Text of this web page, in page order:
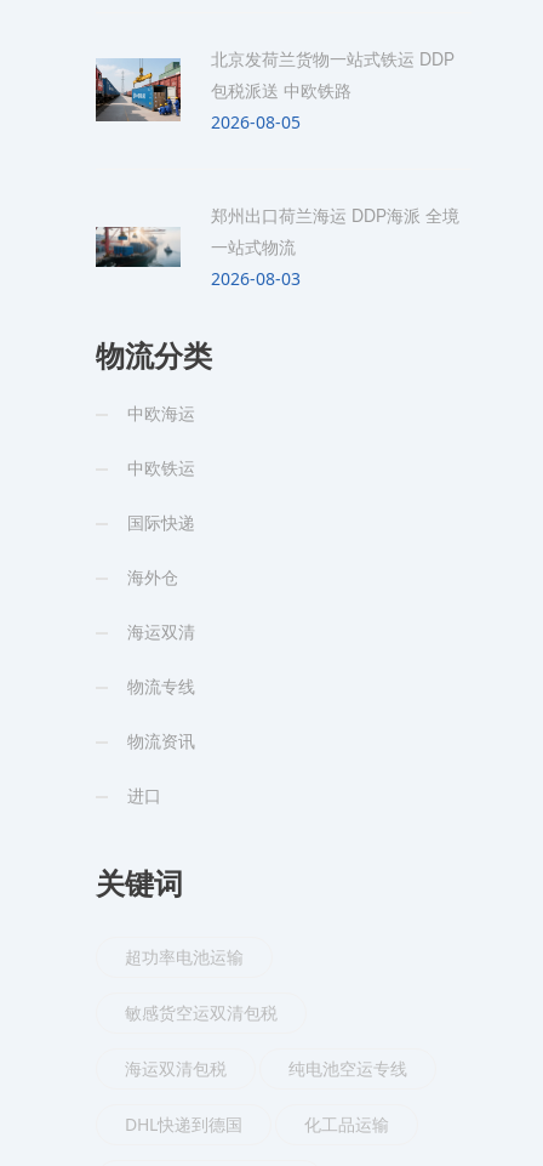
北京发荷兰货物一站式铁运 DDP
包税派送 中欧铁路
2026-08-05
郑州出口荷兰海运 DDP海派 全境
一站式物流
2026-08-03
物流分类
中欧海运
中欧铁运
国际快递
海外仓
海运双清
物流专线
物流资讯
进口
关键词
超功率电池运输
敏感货空运双清包税
海运双清包税 纯电池空运专线
DHL快递到德国 化工品运输